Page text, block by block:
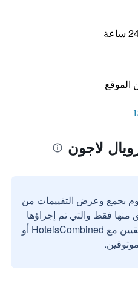
لاجون
بجمع وعرض التقييمات من
منها فقط والتي تم إجراؤها
بواسطة مستخدمين حقيقيين مع HotelsCombined أو